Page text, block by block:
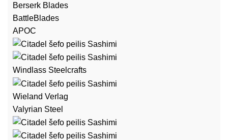
Berserk Blades
BattleBlades
APOC
Windlass Steelcrafts
Wieland Verlag
Valyrian Steel